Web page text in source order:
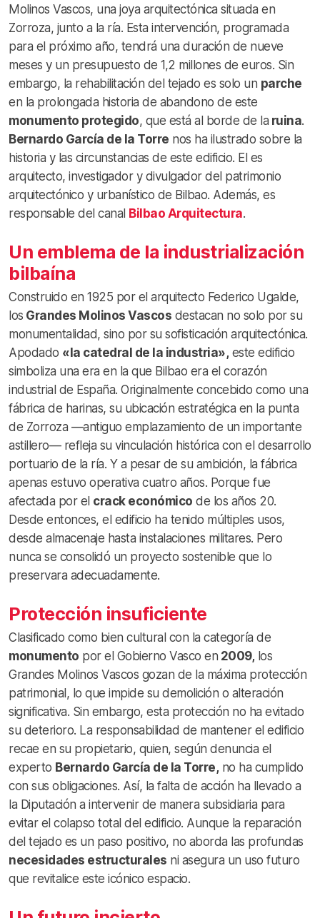
Molinos Vascos, una joya arquitectónica situada en
Zorroza, junto a la ría. Esta intervención, programada
para el próximo año, tendrá una duración de nueve
meses y un presupuesto de 1,2 millones de euros. Sin
embargo, la rehabilitación del tejado es solo un parche
en la prolongada historia de abandono de este
monumento protegido, que está al borde de la ruina.
Bernardo García de la Torre nos ha ilustrado sobre la
historia y las circunstancias de este edificio. El es
arquitecto, investigador y divulgador del patrimonio
arquitectónico y urbanístico de Bilbao. Además, es
responsable del canal Bilbao Arquitectura.
Un emblema de la industrialización
bilbaína
Construido en 1925 por el arquitecto Federico Ugalde,
los Grandes Molinos Vascos destacan no solo por su
monumentalidad, sino por su sofisticación arquitectónica.
Apodado «la catedral de la industria», este edificio
simboliza una era en la que Bilbao era el corazón
industrial de España. Originalmente concebido como una
fábrica de harinas, su ubicación estratégica en la punta
de Zorroza —antiguo emplazamiento de un importante
astillero— refleja su vinculación histórica con el desarrollo
portuario de la ría. Y a pesar de su ambición, la fábrica
apenas estuvo operativa cuatro años. Porque fue
afectada por el crack económico de los años 20.
Desde entonces, el edificio ha tenido múltiples usos,
desde almacenaje hasta instalaciones militares. Pero
nunca se consolidó un proyecto sostenible que lo
preservara adecuadamente.
Protección insuficiente
Clasificado como bien cultural con la categoría de
monumento por el Gobierno Vasco en 2009, los
Grandes Molinos Vascos gozan de la máxima protección
patrimonial, lo que impide su demolición o alteración
significativa. Sin embargo, esta protección no ha evitado
su deterioro. La responsabilidad de mantener el edificio
recae en su propietario, quien, según denuncia el
experto Bernardo García de la Torre, no ha cumplido
con sus obligaciones. Así, la falta de acción ha llevado a
la Diputación a intervenir de manera subsidiaria para
evitar el colapso total del edificio. Aunque la reparación
del tejado es un paso positivo, no aborda las profundas
necesidades estructurales ni asegura un uso futuro
que revitalice este icónico espacio.